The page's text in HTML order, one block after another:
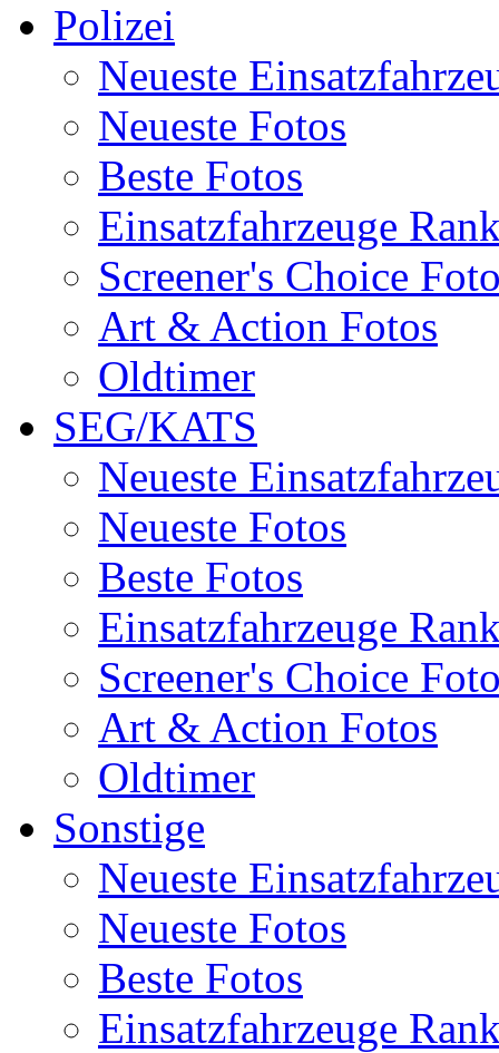
Polizei
Neueste
Neueste Fotos
Beste Fotos
Einsatzfahrzeuge
Screener's Choice
Art & Action Fotos
Oldtimer
SEG/KATS
Neueste
Neueste Fotos
Beste Fotos
Einsatzfahrzeuge
Screener's Choice
Art & Action Fotos
Oldtimer
Sonstige
Neueste
Neueste Fotos
Beste Fotos
Einsatzfahrzeuge